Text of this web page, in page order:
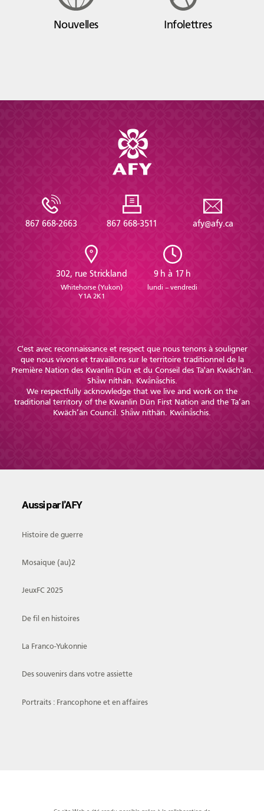
Médias
Journée de la
Reconnaissance
Émission
Nouvelles Infolettres
867 668-2663 867 668-3511 afy@afy.ca
302, rue Strickland
Whitehorse (Yukon)
Y1A 2K1
9 h à 17 h
lundi – vendredi
C'est avec reconnaissance et respect que nous tenons à souligner
que nous vivons et travaillons sur le territoire traditionnel de la
Première Nation des Kwanlin Dün et du Conseil des Ta'an Kwäch'än.
Shä̀w níthän. Kwä̀nä̀schis.
We respectfully acknowledge that we live and work on the
traditional territory of the Kwanlin Dün First Nation and the Ta’an
Kwäch’än Council. Shä̀w níthän. Kwä̀nä̀schis.
Aussi par l’AFY
Histoire de guerre
Mosaique (au)2
JeuxFC 2025
De fil en histoires
La Franco-Yukonnie
Des souvenirs dans votre assiette
Portraits : Francophone et en affaires